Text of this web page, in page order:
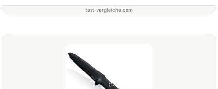
test-vergleiche.com